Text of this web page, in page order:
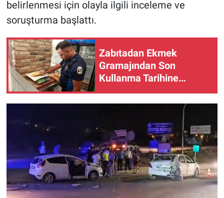
belirlenmesi için olayla ilgili inceleme ve
soruşturma başlattı.
Zabıtadan Ekmek
Gramajından Son
Kullanma Tarihine